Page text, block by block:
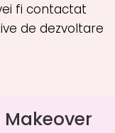
fi contactat
de dezvoltare